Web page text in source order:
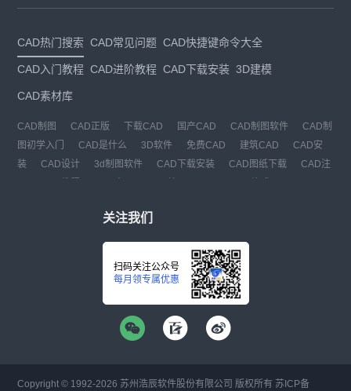
CAD热门搜索 CAD常见问题 CAD快捷键命令大全
CAD入门教程 CAD进阶教程 CAD下载安装 3D建模
CAD素材库
CAD制图 CAD正版 下载CAD 国产CAD CAD制图软件
CAD制
图初学入门
CAD是什么 3D软件 免费CAD 建筑CAD
CAD安
装
CAD设计 3d制图软件 CAD下载安装 CAD图纸下载
CAD注
关注我们
扫码关注公众号
每月领专属优惠
Copyright © 1992-2026 苏州浩辰软件股份有限公司 版权所有 苏ICP备